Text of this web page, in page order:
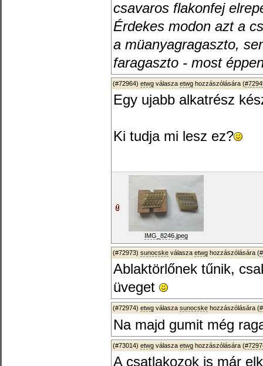
csavaros flakonfej
Érdekes modon azt a
a müanyagragaszto,
faragaszto - most
(#72964) etwg válasza etwg hozzászólására (
Egy ujabb alkatrész
Ki tudja mi lesz ez?
IMG_8246.jpeg
(#72973) sunocske válasza etwg hozzászólására (
Ablaktörlőnek tűnik,
üveget
(#72974) etwg válasza sunocske hozzászólására (
Na majd gumit még
(#73014) etwg válasza etwg hozzászólására (
A csatlakozok is már